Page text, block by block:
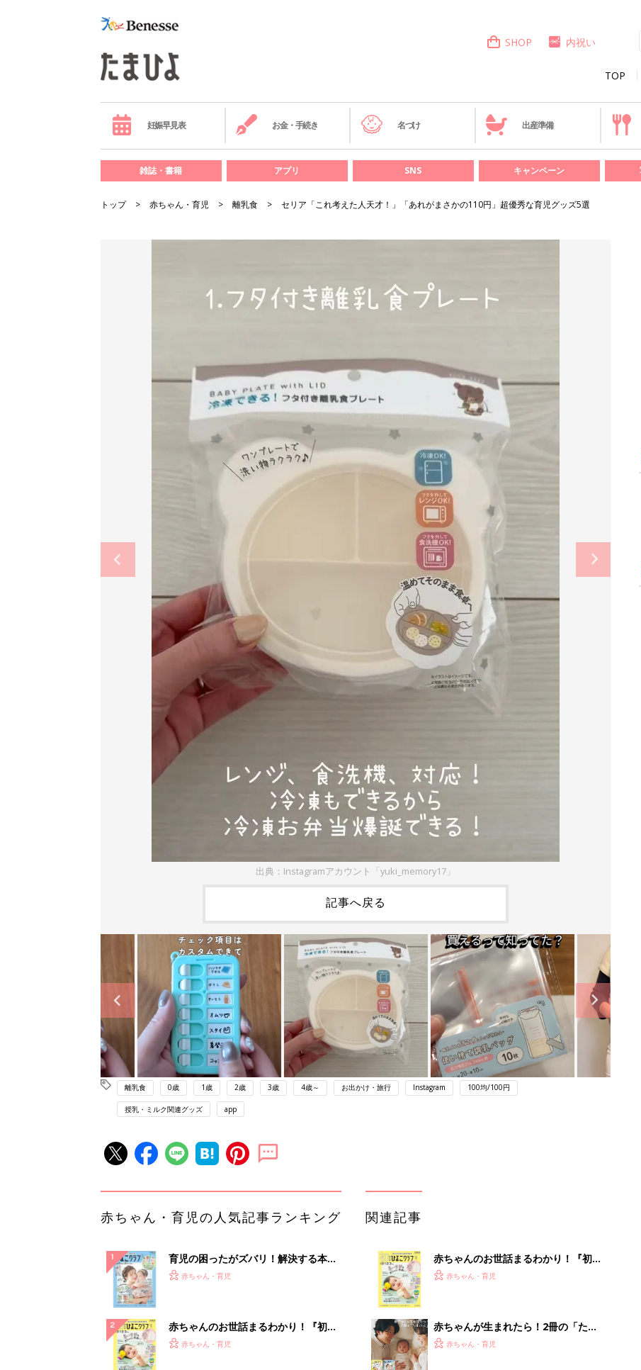
TOP
SHOP 内祝い
妊娠早見表 お金・手続き 名づけ 出産準備
雑誌・書籍 アプリ SNS キャンペーン
トップ 赤ちゃん・育児 離乳食 セリア「これ考えた人天才！」「あれがまさかの110円」超優秀な育児グッズ5選
出典：Instagramアカウント「yuki_memory17」
記事へ戻る
離乳食 0歳 1歳 2歳 3歳 4歳～ お出かけ・旅行 Instagram 100均/100円
授乳・ミルク関連グッズ app
赤ちゃん・育児の人気記事ランキング
育児の困ったがズバリ！解決する本
『ひよこクラブ 夏号』 4カ月～2才
赤ちゃん・育児
赤ちゃんのお世話まるわかり！『初め
てのひよこクラブ 夏号』〈巻頭大特
赤ちゃん・育児
関連記事
赤ちゃんのお世話まるわかり！『初め
てのひよこクラブ 夏号』〈巻頭大特
解決テク
赤ちゃん・育児
赤ちゃんが生まれたら！2冊の「たま
ひよ」
赤ちゃん・育児